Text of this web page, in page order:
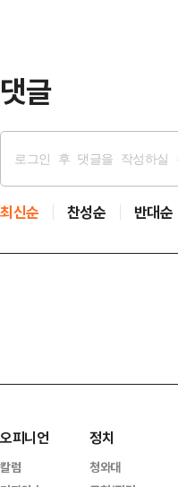
댓글
최신순 찬성순 반대순
오피니언
칼럼
정치
청와대